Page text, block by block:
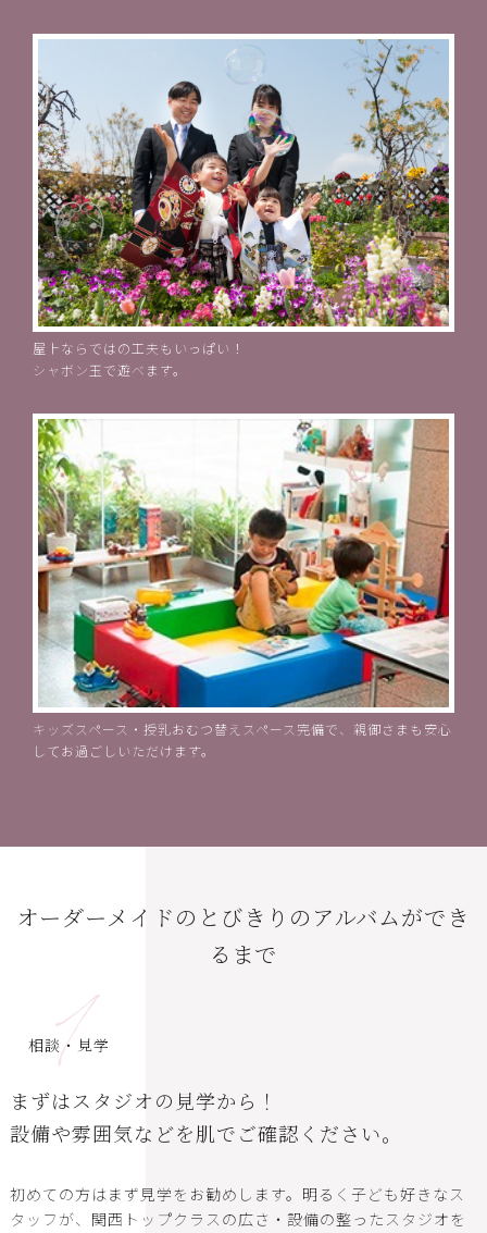
屋上ならではの工夫もいっぱい！
シャボン玉で遊べます。
キッズスペース・授乳おむつ替えスペース完備で、親御さまも安心
してお過ごしいただけます。
オーダーメイドのとびきりのアルバムができ
るまで
1
相談・見学
まずはスタジオの見学から！
設備や雰囲気などを肌でご確認ください。
初めての方はまず見学をお勧めします。明るく子ども好きなス
タッフが、関西トップクラスの広さ・設備の整ったスタジオを